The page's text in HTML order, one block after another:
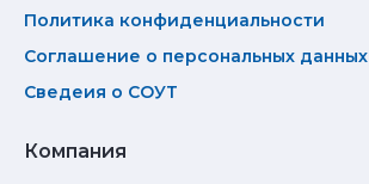
Политика конфиденциальности
Соглашение о персональных данных
Сведеия о СОУТ
Компания